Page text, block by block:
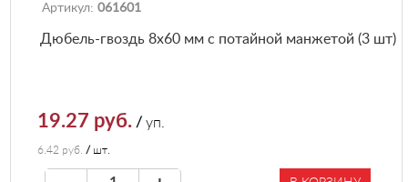
Артикул: 061601
Дюбель-гвоздь 8х60 мм с потайной манжетой (3 шт)
19.27 руб. /уп.
6.42 руб. / шт.